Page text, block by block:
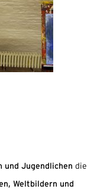
und Jugendlichen die
Weltbildern und